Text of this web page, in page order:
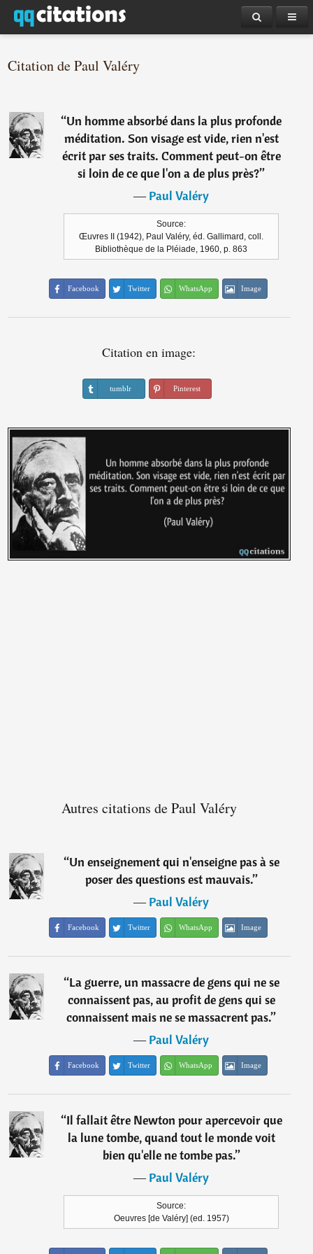
Citation de Paul Valéry
“Un homme absorbé dans la plus profonde
méditation. Son visage est vide, rien n'est
écrit par ses traits. Comment peut-on être
si loin de ce que l'on a de plus près?”
―Paul Valéry
Source:
Œuvres II (1942), Paul Valéry, éd. Gallimard, coll.
Bibliothèque de la Pléiade, 1960, p. 863
Facebook Twitter WhatsApp Image
Citation en image:
tumblr Pinterest
Autres citations de Paul Valéry
“Un enseignement qui n'enseigne pas à se
poser des questions est mauvais.”
―Paul Valéry
Facebook Twitter WhatsApp Image
“La guerre, un massacre de gens qui ne se
connaissent pas, au profit de gens qui se
connaissent mais ne se massacrent pas.”
―Paul Valéry
Facebook Twitter WhatsApp Image
“Il fallait être Newton pour apercevoir que
la lune tombe, quand tout le monde voit
bien qu'elle ne tombe pas.”
―Paul Valéry
Source:
Oeuvres [de Valéry] (ed. 1957)